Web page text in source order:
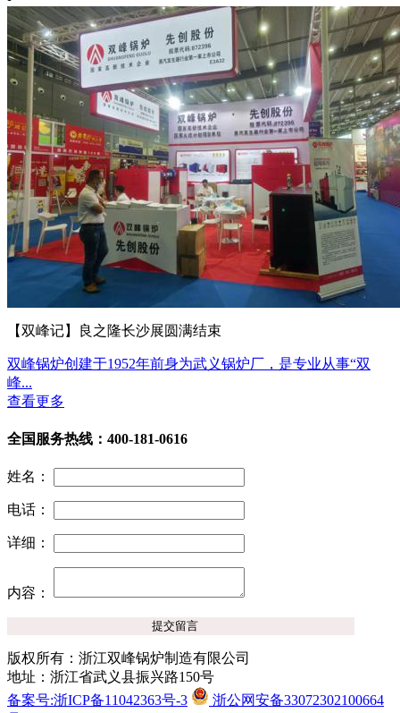
【双峰记】良之隆长沙展圆满结束
双峰锅炉创建于1952年前身为武义锅炉厂，是专业从事“双
峰...
查看更多
全国服务热线：400-181-0616
姓名：
电话：
详细：
内容：
版权所有：浙江双峰锅炉制造有限公司
地址：浙江省武义县振兴路150号
备案号:浙ICP备11042363号-3
浙公网安备33072302100664